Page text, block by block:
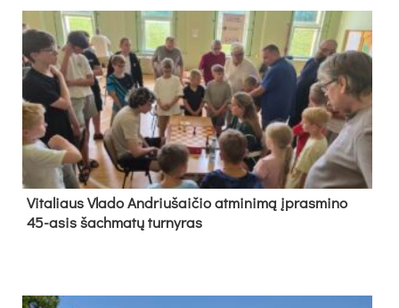
Vi­ta­liaus Vla­do And­riu­šai­čio at­mi­ni­mą įpras­mi­no
45-asis šach­ma­tų tur­ny­ras